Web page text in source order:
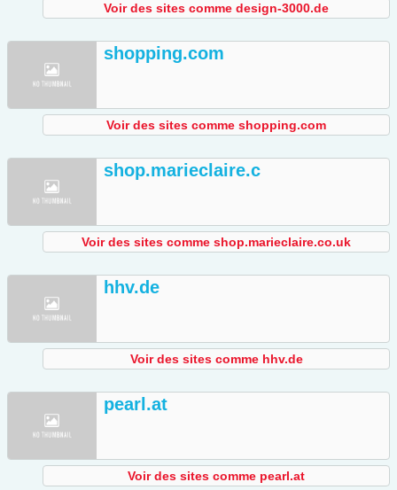
Voir des sites comme design-3000.de
shopping.com
Voir des sites comme shopping.com
shop.marieclaire.c
Voir des sites comme shop.marieclaire.co.uk
hhv.de
Voir des sites comme hhv.de
pearl.at
Voir des sites comme pearl.at